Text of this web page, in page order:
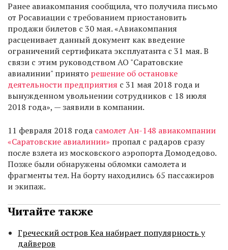
Ранее авиакомпания сообщила, что получила письмо
от Росавиации с требованием приостановить
продажи билетов с 30 мая. «Авиакомпания
расценивает данный документ как введение
ограничений сертификата эксплуатанта с 31 мая. В
связи с этим руководством АО "Саратовские
авиалинии" принято решение об остановке
деятельности предприятия с 31 мая 2018 года и
вынужденном увольнении сотрудников с 18 июля
2018 года», — заявили в компании.
11 февраля 2018 года самолет Ан-148 авиакомпании
«Саратовские авиалинии» пропал с радаров сразу
после взлета из московского аэропорта Домодедово.
Позже были обнаружены обломки самолета и
фрагменты тел. На борту находились 65 пассажиров
и экипаж.
Читайте также
Греческий остров Кеа набирает популярность у
дайверов